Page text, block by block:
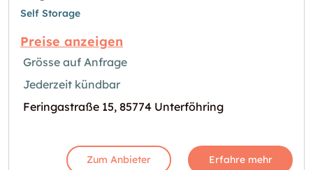
Self Storage
Preise anzeigen
Grösse auf Anfrage
Jederzeit kündbar
Feringastraße 15, 85774 Unterföhring
Zum Anbieter Erfahre mehr